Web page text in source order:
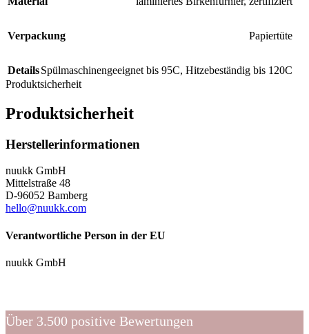
Verpackung Papiertüte
DetailsSpülmaschinengeeignet bis 95C, Hitzebeständig bis 120C
Produktsicherheit
Produktsicherheit
Herstellerinformationen
nuukk GmbH
Mittelstraße 48
D-96052 Bamberg
hello@nuukk.com
Verantwortliche Person in der EU
nuukk GmbH
Über 3.500 positive Bewertungen